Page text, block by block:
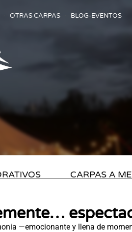
OTRAS CARPAS BLOG-EVENTOS
CARPAS A
—emocionante y llena de